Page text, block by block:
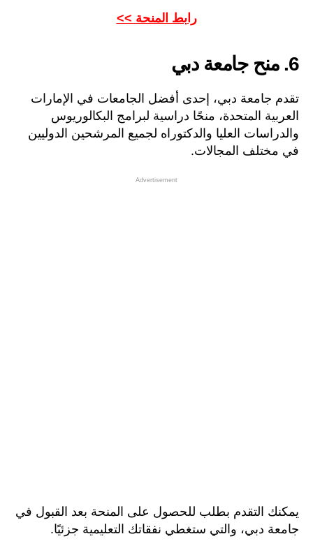
رابط المنحة >>
6. منح جامعة دبي
تقدم جامعة دبي، إحدى أفضل الجامعات في الإمارات
العربية المتحدة، منحًا دراسية لبرامج البكالوريوس
والدراسات العليا والدكتوراه لجميع المرشحين الدوليين
في مختلف المجالات.
Advertisement
يمكنك التقدم بطلب للحصول على المنحة بعد القبول في
جامعة دبي، والتي ستغطي نفقاتك التعليمية جزئيًا.